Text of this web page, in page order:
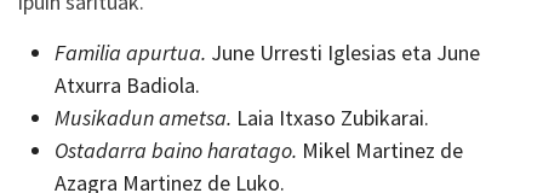
Familia apurtua. June Urresti Iglesias eta June
Atxurra Badiola.
Musikadun ametsa. Laia Itxaso Zubikarai.
Ostadarra baino haratago. Mikel Martinez de
Azagra Martinez de Luko.